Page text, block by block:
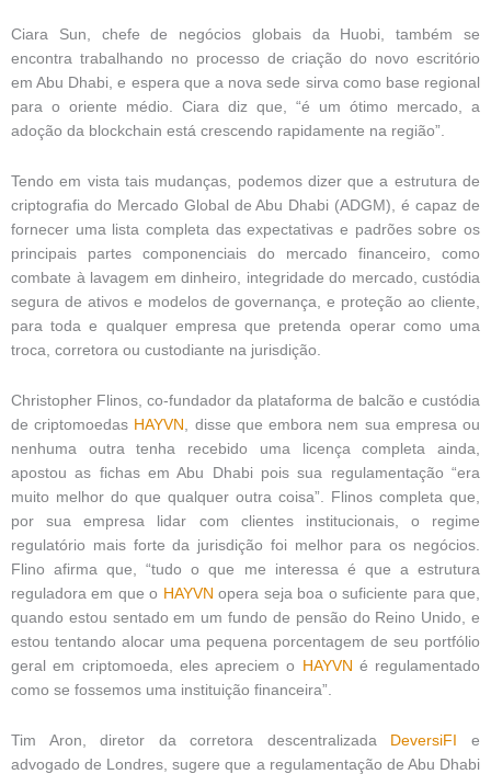
Ciara Sun, chefe de negócios globais da Huobi, também se
encontra trabalhando no processo de criação do novo escritório
em Abu Dhabi, e espera que a nova sede sirva como base regional
para o oriente médio. Ciara diz que, “é um ótimo mercado, a
adoção da blockchain está crescendo rapidamente na região”.
Tendo em vista tais mudanças, podemos dizer que a estrutura de
criptografia do Mercado Global de Abu Dhabi (ADGM), é capaz de
fornecer uma lista completa das expectativas e padrões sobre os
principais partes componenciais do mercado financeiro, como
combate à lavagem em dinheiro, integridade do mercado, custódia
segura de ativos e modelos de governança, e proteção ao cliente,
para toda e qualquer empresa que pretenda operar como uma
troca, corretora ou custodiante na jurisdição.
Christopher Flinos, co-fundador da plataforma de balcão e custódia
de criptomoedas HAYVN , disse que embora nem sua empresa ou
nenhuma outra tenha recebido uma licença completa ainda,
apostou as fichas em Abu Dhabi pois sua regulamentação “era
muito melhor do que qualquer outra coisa”. Flinos completa que,
por sua empresa lidar com clientes institucionais, o regime
regulatório mais forte da jurisdição foi melhor para os negócios.
Flino afirma que, “tudo o que me interessa é que a estrutura
reguladora em que o HAYVN opera seja boa o suficiente para que,
quando estou sentado em um fundo de pensão do Reino Unido, e
estou tentando alocar uma pequena porcentagem de seu portfólio
geral em criptomoeda, eles apreciem o HAYVN é regulamentado
como se fossemos uma instituição financeira”.
Tim Aron, diretor da corretora descentralizada DeversiFI e
advogado de Londres, sugere que a regulamentação de Abu Dhabi